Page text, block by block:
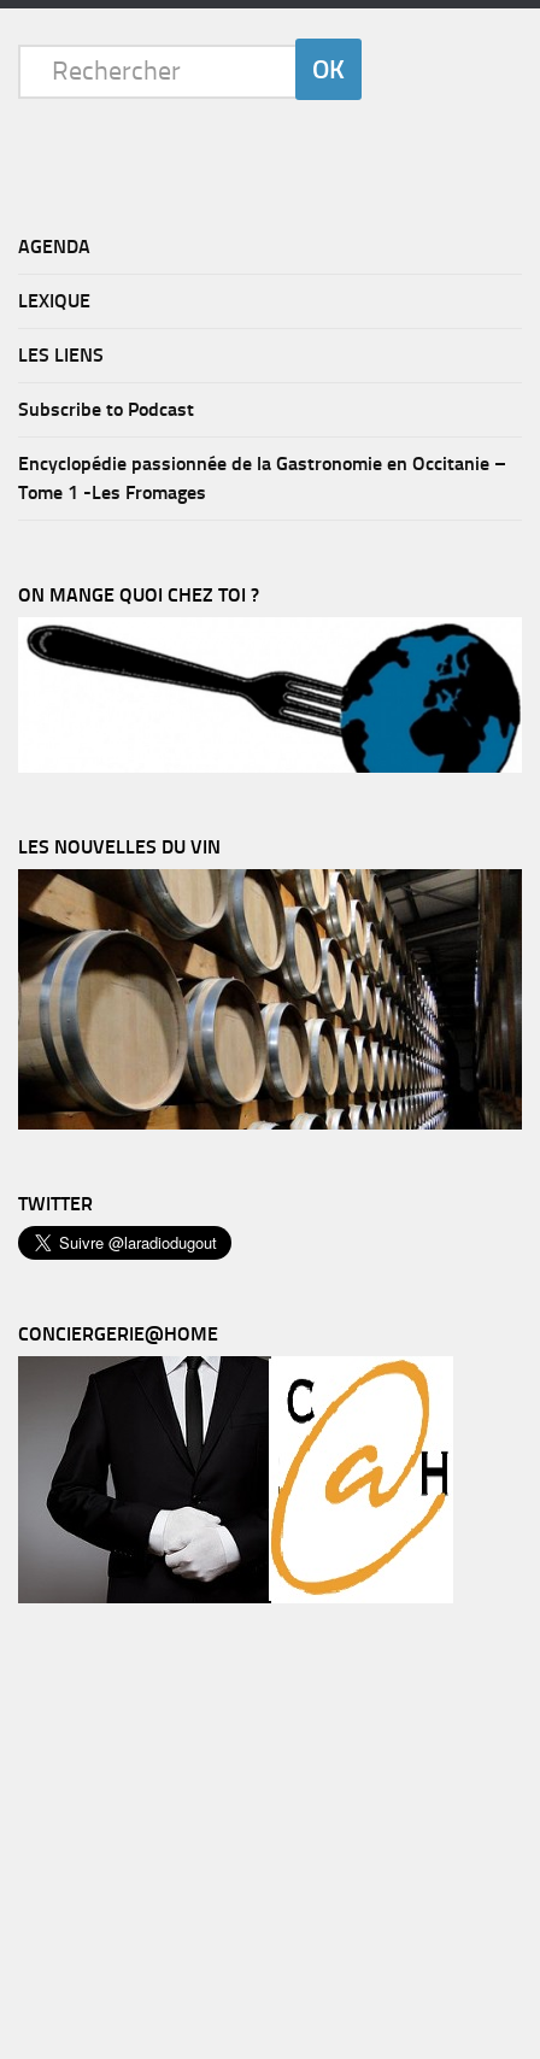
AGENDA
LEXIQUE
LES LIENS
Subscribe to Podcast
Encyclopédie passionnée de la Gastronomie en Occitanie –
Tome 1 -Les Fromages
ON MANGE QUOI CHEZ TOI ?
LES NOUVELLES DU VIN
TWITTER
CONCIERGERIE@HOME